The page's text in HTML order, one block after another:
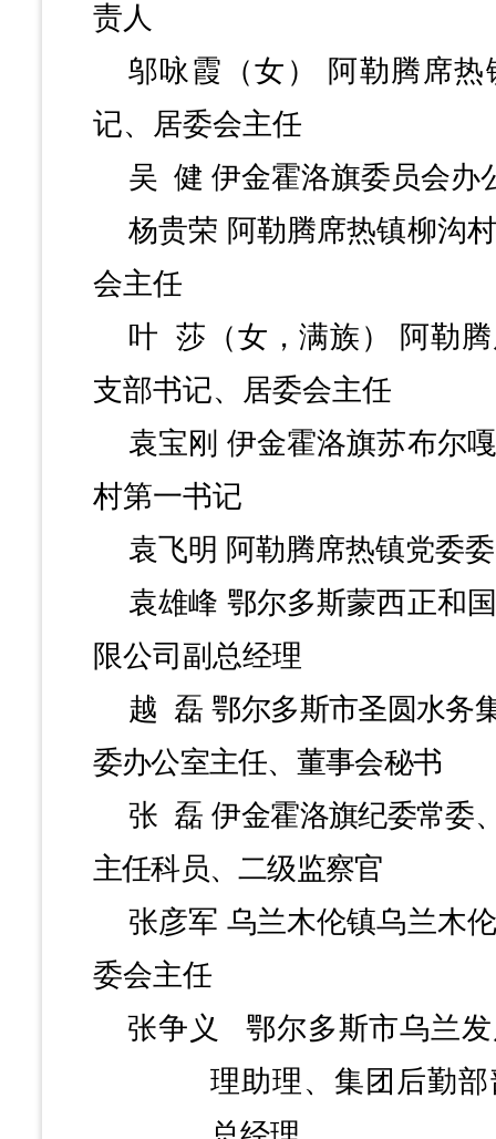
责人
邬咏霞（女）
阿勒腾席
记、居委会主任
吴 健 伊金霍洛旗委员会办
杨贵荣 阿勒腾席热镇柳沟
会主任
叶 莎（女，满族）
阿勒
支部书记、居委会主任
袁宝刚 伊金霍洛旗苏布尔
村第一书记
袁飞明 阿勒腾席热镇党委
袁雄峰 鄂尔多斯蒙西正和
限公司副总经理
越 磊 鄂尔多斯市圣圆水务
委办公室主任、董事会秘书
张 磊 伊金霍洛旗纪委常委
主任科员、二级监察官
张彦军 乌兰木伦镇乌兰木
委会主任
张争义
鄂尔多斯市乌兰
理助理、集团后勤